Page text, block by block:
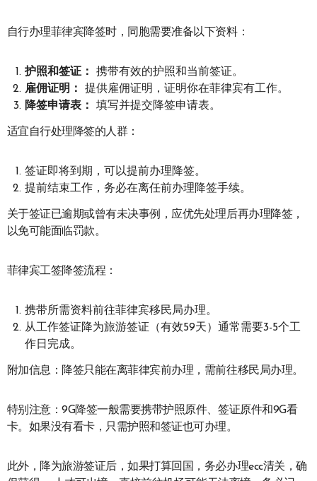
自行办理菲律宾降签时，同胞需要准备以下资料：
护照和签证：
携带有效的护照和当前签证。
雇佣证明：
提供雇佣证明，证明你在菲律宾有工作。
降签申请表：
填写并提交降签申请表。
适宜自行处理降签的人群：
签证即将到期，可以提前办理降签。
提前结束工作，务必在离任前办理降签手续。
关于签证已逾期或曾有未决事例，应优先处理后再办理降签，
以免可能面临罚款。
菲律宾工签降签流程：
携带所需资料前往菲律宾移民局办理。
从工作签证降为旅游签证（有效59天）通常需要3-5个工
作日完成。
附加信息：降签只能在离菲律宾前办理，需前往移民局办理。
特别注意：9G降签一般需要携带护照原件、签证原件和9G看
卡。如果没有看卡，只需护照和签证也可办理。
此外，降为旅游签证后，如果打算回国，务必办理ecc清关，确